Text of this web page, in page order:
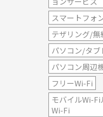
スマートフォ
テザリング/無
パソコン/タブ
パソコン周辺
フリーWi-Fi
モバイルWi-
Wi-Fi